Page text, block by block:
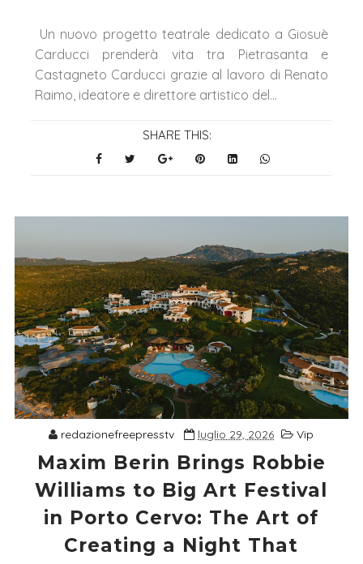
Un nuovo progetto teatrale dedicato a Giosuè
Carducci prenderà vita tra Pietrasanta e
Castagneto Carducci grazie al lavoro di Renato
Raimo, ideatore e direttore artistico del...
SHARE THIS:
redazionefreepresstv luglio 29, 2026 Vip
Maxim Berin Brings Robbie
Williams to Big Art Festival
in Porto Cervo: The Art of
Creating a Night That